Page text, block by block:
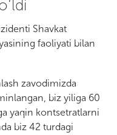
Shavkat
faoliyati bilan
zavodimizda
biz yiliga 60
yaqin kontsetratlarni
biz 42 turdagi